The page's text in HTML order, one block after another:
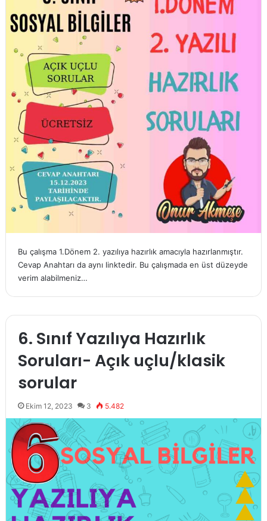
Bu çalışma 1.Dönem 2. yazılıya hazırlık amacıyla hazırlanmıştır.
Cevap Anahtarı da aynı linktedir. Bu çalışmada en üst düzeyde
verim alabilmeniz…
6. Sınıf Yazılıya Hazırlık
Soruları- Açık uçlu/klasik
sorular
Ekim 12, 2023 3 5.482